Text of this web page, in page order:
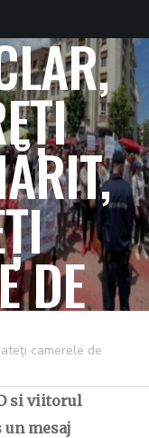
DE
camerele de
si viitorul
mesaj